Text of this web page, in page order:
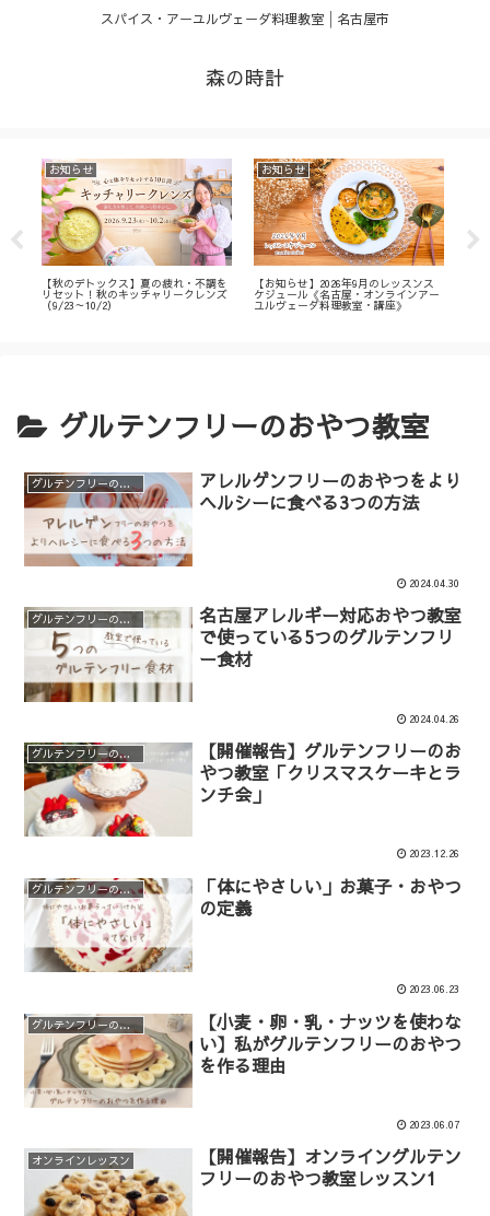
スパイス・アーユルヴェーダ料理教室│名古屋市
森の時計
お知らせ
【秋のデトックス】夏の疲れ・不調を
リセット！秋のキッチャリークレンズ
（9/23～10/2）
お知らせ
【お知らせ】2026年9月のレッスンス
ケジュール《名古屋・オンラインアー
ユルヴェーダ料理教室・講座》
グルテンフリーのおやつ教室
グルテンフリーのおやつ教室
アレルゲンフリーのおやつをより
ヘルシーに食べる3つの方法
2024.04.30
グルテンフリーのおやつ教室
名古屋アレルギー対応おやつ教室
で使っている5つのグルテンフリ
ー食材
2024.04.26
グルテンフリーのおやつ教室
【開催報告】グルテンフリーのお
やつ教室「クリスマスケーキとラ
ンチ会」
2023.12.26
グルテンフリーのおやつ教室
「体にやさしい」お菓子・おやつ
の定義
2023.06.23
グルテンフリーのおやつ教室
【小麦・卵・乳・ナッツを使わな
い】私がグルテンフリーのおやつ
を作る理由
2023.06.07
オンラインレッスン
【開催報告】オンライングルテン
フリーのおやつ教室レッスン1